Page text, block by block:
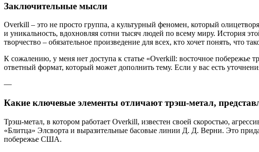
Заключительные мысли
Overkill – это не просто группа, а культурный феномен, который
и уникальность, вдохновляя сотни тысяч людей по всему миру. История
творчество – обязательное произведение для всех, кто хочет понять, что
К сожалению, у меня нет доступa к статье «Overkill: восточное побережье
ответный формат, который может дополнить тему. Если у вас есть
—
Какие ключевые элементы отличают трэш-метал,
Трэш-метал, в котором работает Overkill, известен своей скоростью,
«Блитца» Элсворта и выразительные басовые линии Д. Д. Верни. Это
побережье США.